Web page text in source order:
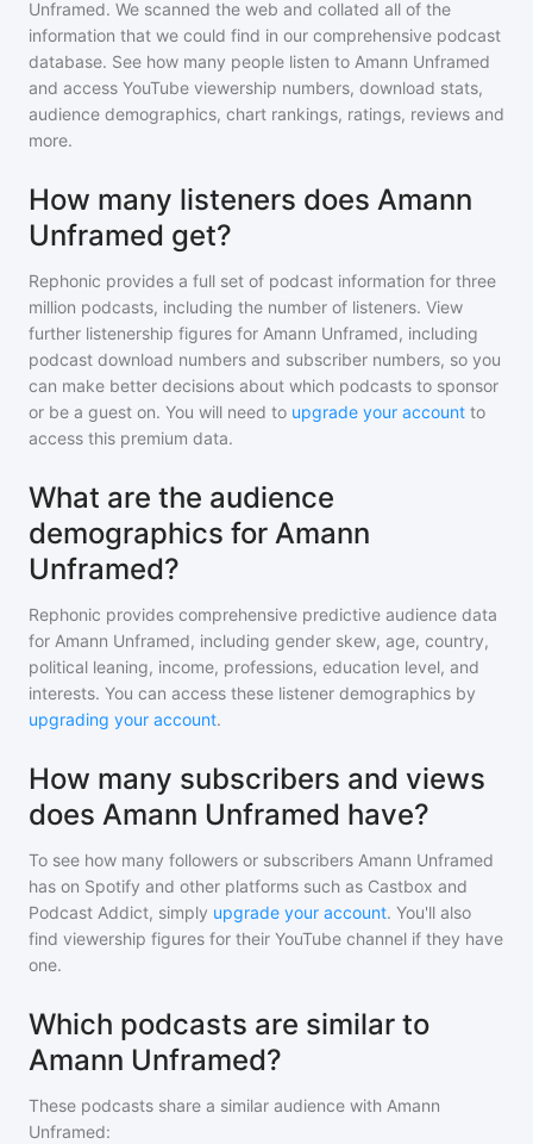
Unframed. We scanned the web and collated all of the
information that we could find in our comprehensive podcast
database. See how many people listen to Amann Unframed
and access YouTube viewership numbers, download stats,
audience demographics, chart rankings, ratings, reviews and
more.
How many listeners does Amann
Unframed get?
Rephonic provides a full set of podcast information for three
million podcasts, including the number of listeners. View
further listenership figures for Amann Unframed, including
podcast download numbers and subscriber numbers, so you
can make better decisions about which podcasts to sponsor
or be a guest on. You will need to upgrade your account to
access this premium data.
What are the audience
demographics for Amann
Unframed?
Rephonic provides comprehensive predictive audience data
for Amann Unframed, including gender skew, age, country,
political leaning, income, professions, education level, and
interests. You can access these listener demographics by
upgrading your account.
How many subscribers and views
does Amann Unframed have?
To see how many followers or subscribers Amann Unframed
has on Spotify and other platforms such as Castbox and
Podcast Addict, simply upgrade your account. You'll also
find viewership figures for their YouTube channel if they have
one.
Which podcasts are similar to
Amann Unframed?
These podcasts share a similar audience with Amann
Unframed: